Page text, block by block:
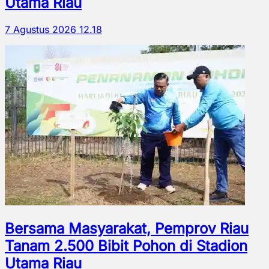
7 Agustus 2026 12.18
Bersama Masyarakat, Pemprov Riau
Tanam 2.500 Bibit Pohon di Stadion
Utama Riau